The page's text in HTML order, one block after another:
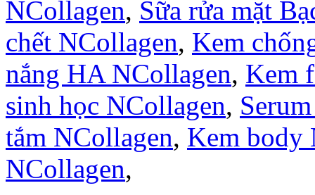
NCollagen, Sữa rửa mặt
chết NCollagen, Kem
nắng HA NCollagen, Kem
sinh học NCollagen,
tắm NCollagen, Kem body
NCollagen,